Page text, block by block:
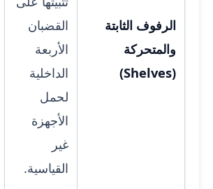
الرفوف الثابتة
والمتحركة
(Shelves)
القضبان
الأربعة
الداخلية
لحمل
الأجهزة
غير
القياسية.